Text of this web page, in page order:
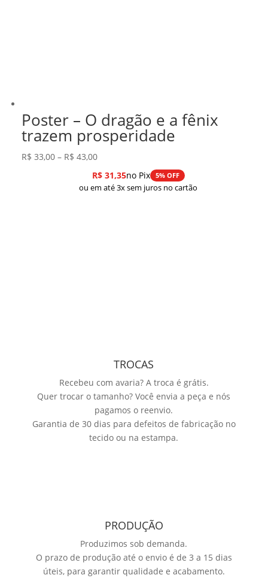
Poster – O dragão e a fênix
trazem prosperidade
R$ 33,00 – R$ 43,00Faixa
de
preço:
R$31,35no Pix 5% OFF
ou em até 3x sem juros no cartão
TROCAS
Recebeu com avaria? A troca é grátis.
Quer trocar o tamanho? Você envia a peça e nós
pagamos o reenvio.
Garantia de 30 dias para defeitos de fabricação no
tecido ou na estampa.
PRODUÇÃO
Produzimos sob demanda.
O prazo de produção até o envio é de 3 a 15 dias
úteis, para garantir qualidade e acabamento.